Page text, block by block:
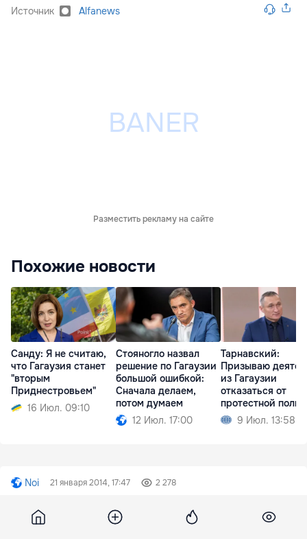
Источник Alfanews
Разместить рекламу на сайте
Похожие новости
Санду: Я не считаю,
что Гагаузия станет
"вторым
Приднестровьем"
16 Июл. 09:10
Стояногло назвал
решение по Гагаузии
большой ошибкой:
Сначала делаем,
потом думаем
12 Июл. 17:00
Тарнавский:
Призываю
из Гагаузии
отказаться от
протестной
9 Июл. 13:58
Noi 21 января 2014, 17:47 2 278
ДПМ отчаянно пытается
продвинуть три идеи, которые